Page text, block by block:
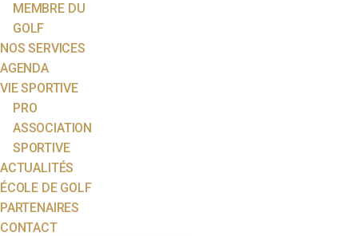
MEMBRE DU
GOLF
NOS SERVICES
AGENDA
VIE SPORTIVE
PRO
ASSOCIATION
SPORTIVE
ACTUALITÉS
ÉCOLE DE GOLF
PARTENAIRES
CONTACT